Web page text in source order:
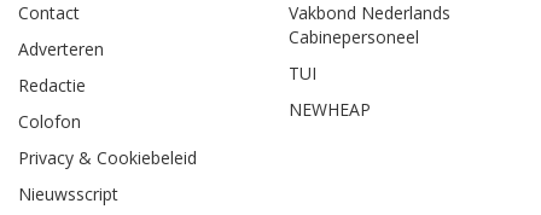
Contact
Adverteren
Redactie
Colofon
Privacy & Cookiebeleid
Nieuwsscript
Vakbond Nederlands
Cabinepersoneel
TUI
NEWHEAP